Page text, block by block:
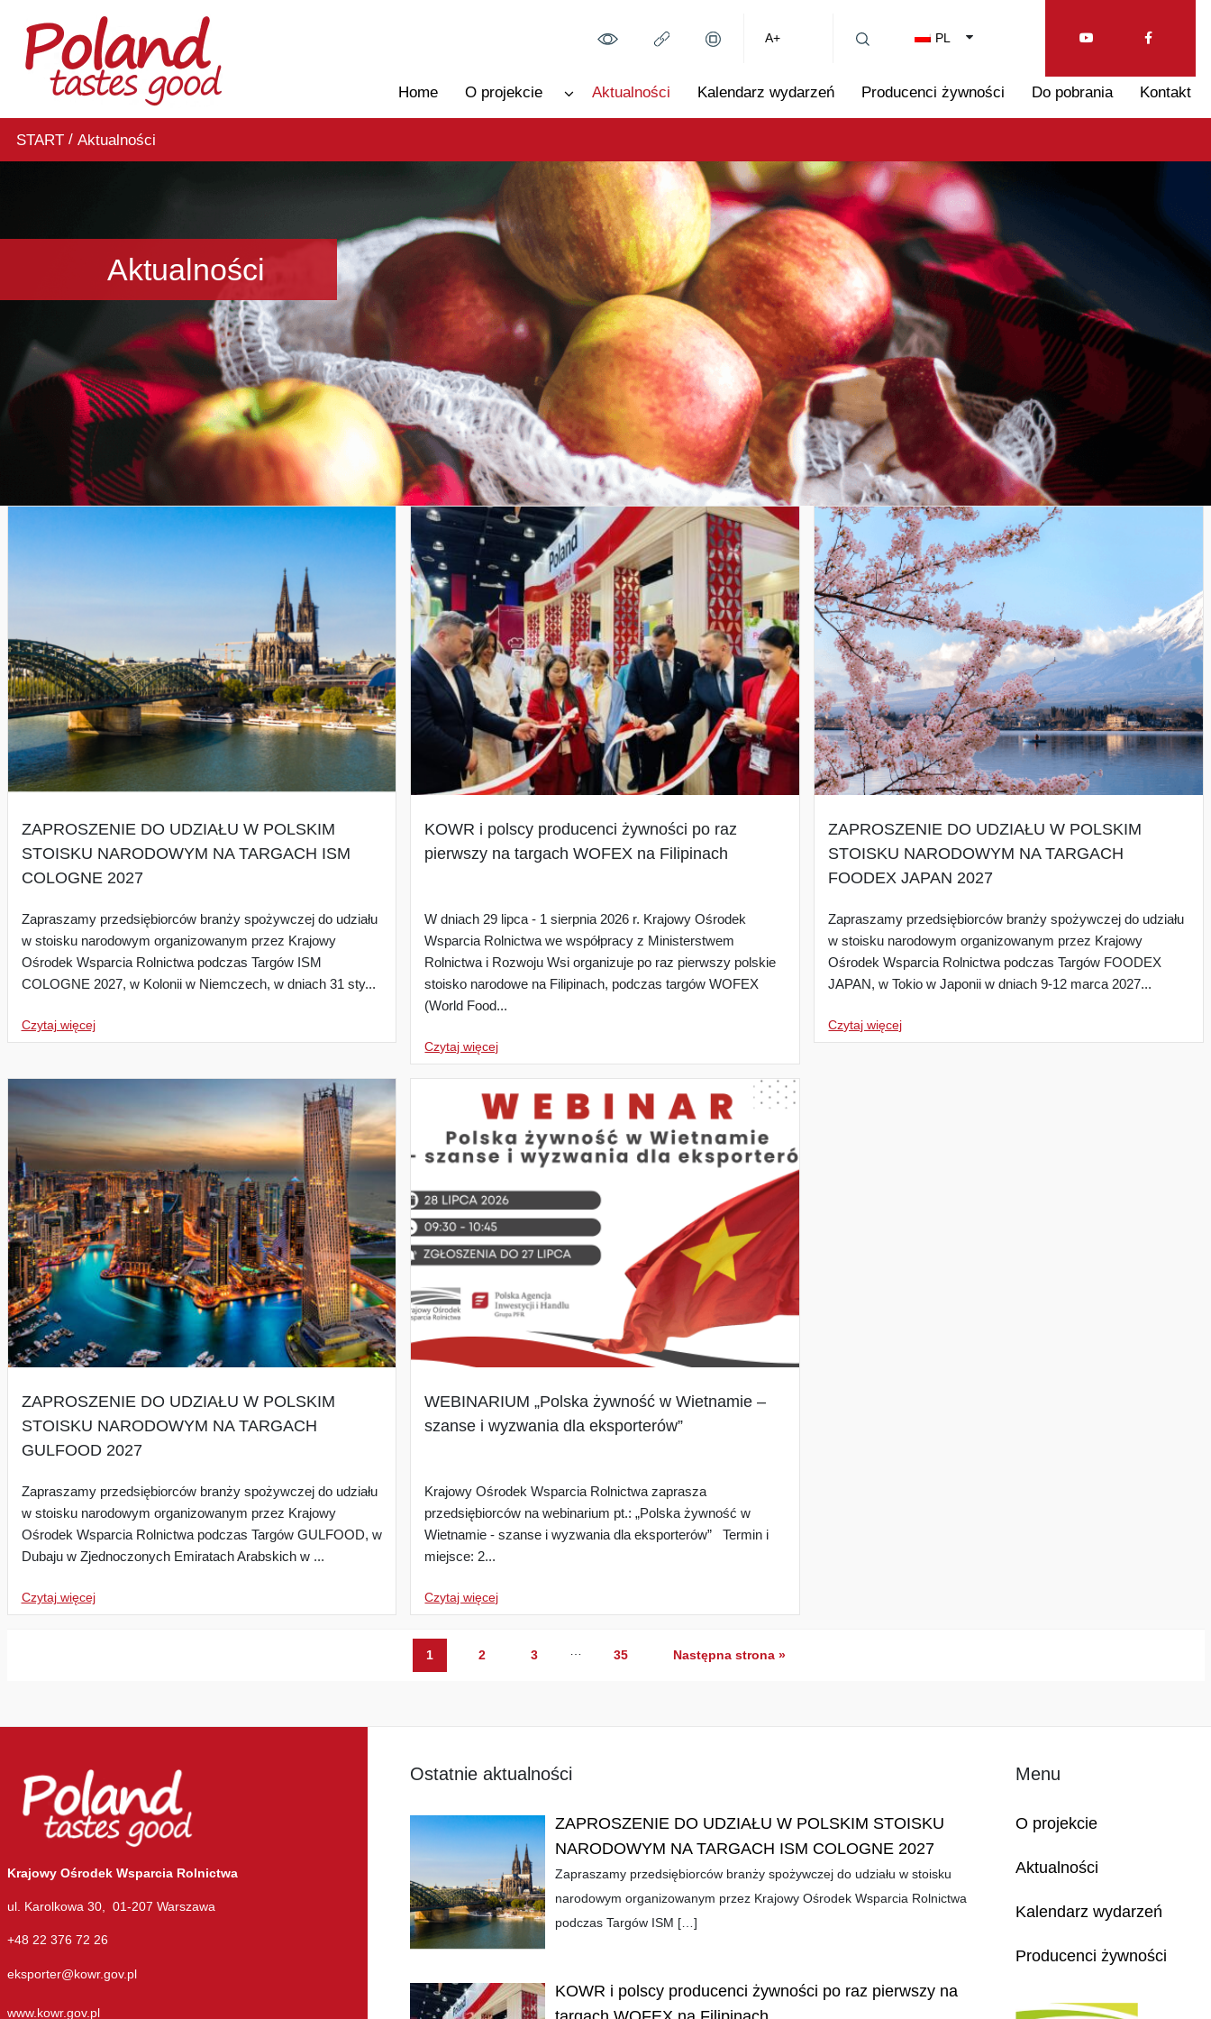
A+ PL
Home O projekcie Aktualności Kalendarz wydarzeń Producenci żywności Do pobrania Kontakt
START/ Aktualności
Aktualności
ZAPROSZENIE DO UDZIAŁU W POLSKIM
STOISKU NARODOWYM NA TARGACH ISM
COLOGNE 2027
Zapraszamy przedsiębiorców branży spożywczej do udziału
w stoisku narodowym organizowanym przez Krajowy
Ośrodek Wsparcia Rolnictwa podczas Targów ISM
COLOGNE 2027, w Kolonii w Niemczech, w dniach 31 sty...
Czytaj więcej
KOWR i polscy producenci żywności po raz
pierwszy na targach WOFEX na Filipinach
W dniach 29 lipca - 1 sierpnia 2026 r. Krajowy Ośrodek
Wsparcia Rolnictwa we współpracy z Ministerstwem
Rolnictwa i Rozwoju Wsi organizuje po raz pierwszy polskie
stoisko narodowe na Filipinach, podczas targów WOFEX
(World Food...
Czytaj więcej
ZAPROSZENIE DO UDZIAŁU W POLSKIM
STOISKU NARODOWYM NA TARGACH
FOODEX JAPAN 2027
Zapraszamy przedsiębiorców branży spożywczej do udziału
w stoisku narodowym organizowanym przez Krajowy
Ośrodek Wsparcia Rolnictwa podczas Targów FOODEX
JAPAN, w Tokio w Japonii w dniach 9-12 marca 2027...
Czytaj więcej
ZAPROSZENIE DO UDZIAŁU W POLSKIM
STOISKU NARODOWYM NA TARGACH
GULFOOD 2027
Zapraszamy przedsiębiorców branży spożywczej do udziału
w stoisku narodowym organizowanym przez Krajowy
Ośrodek Wsparcia Rolnictwa podczas Targów GULFOOD, w
Dubaju w Zjednoczonych Emiratach Arabskich w ...
Czytaj więcej
WEBINARIUM „Polska żywność w Wietnamie –
szanse i wyzwania dla eksporterów”
Krajowy Ośrodek Wsparcia Rolnictwa zaprasza
przedsiębiorców na webinarium pt.: „Polska żywność w
Wietnamie - szanse i wyzwania dla eksporterów” Termin i
miejsce: 2...
Czytaj więcej
1 2 3 35 Następna strona »
Krajowy Ośrodek Wsparcia Rolnictwa
ul. Karolkowa 30, 01-207 Warszawa
+48 22 376 72 26
eksporter@kowr.gov.pl
www.kowr.gov.pl
Ostatnie aktualności
ZAPROSZENIE DO UDZIAŁU W POLSKIM STOISKU
NARODOWYM NA TARGACH ISM COLOGNE 2027
Zapraszamy przedsiębiorców branży spożywczej do udziału w stoisku
narodowym organizowanym przez Krajowy Ośrodek Wsparcia Rolnictwa
podczas Targów ISM […]
KOWR i polscy producenci żywności po raz pierwszy na
Menu
O projekcie
Aktualności
Kalendarz wydarzeń
Producenci żywności